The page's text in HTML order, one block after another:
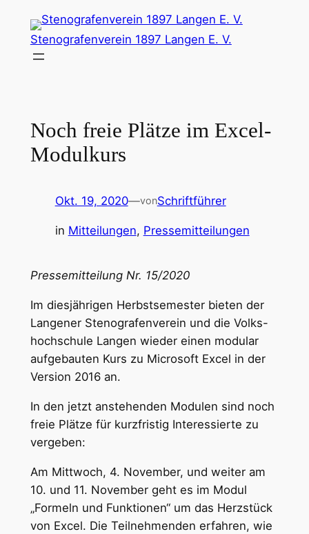
Inhalt
springen
Stenografenverein 1897 Langen E. V.
Noch freie Plätze im Excel-
Modulkurs
Okt. 19, 2020—vonSchriftführer
in Mitteilungen, Pressemitteilungen
Pressemitteilung Nr. 15/2020
Im diesjährigen Herbstsemester bieten der
Langener Stenografenverein und die Volks-
hochschule Langen wieder einen modular
aufgebauten Kurs zu Microsoft Excel in der
Version 2016 an.
In den jetzt anstehenden Modulen sind noch
freie Plätze für kurzfristig Interessierte zu
vergeben:
Am Mittwoch, 4. November, und weiter am
10. und 11. November geht es im Modul
„Formeln und Funktionen“ um das Herzstück
von Excel. Die Teilnehmenden erfahren, wie